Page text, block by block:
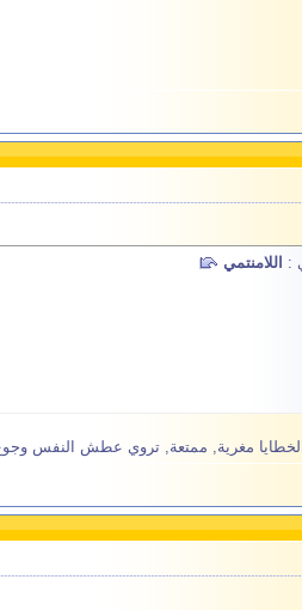
: اللامنتمي
مغرية, ممتعة, تروي عطش النفس